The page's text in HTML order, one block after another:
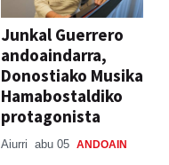
Junkal Guerrero
andoaindarra,
Donostiako Musika
Hamabostaldiko
protagonista
Aiurri abu 05 ANDOAIN